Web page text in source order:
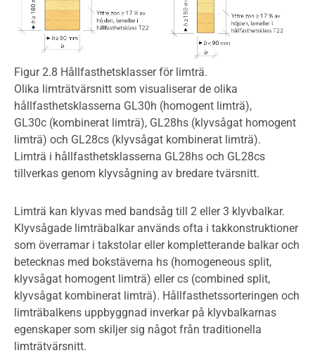
Figur 2.8 Hållfasthetsklasser för limträ.
Olika limträtvärsnitt som visualiserar de olika
hållfasthetsklasserna GL30h (homogent limträ),
GL30c (kombinerat limträ), GL28hs (klyvsågat homogent
limträ) och GL28cs (klyvsågat kombinerat limträ).
Limträ i hållfasthetsklasserna GL28hs och GL28cs
tillverkas genom klyvsågning av bredare tvärsnitt.
Limträ kan klyvas med bandsåg till 2 eller 3 klyvbalkar.
Klyvsågade limträbalkar används ofta i takkonstruktioner
som överramar i takstolar eller kompletterande balkar och
betecknas med bokstäverna hs (homogeneous split,
klyvsågat homogent limträ) eller cs (combined split,
klyvsågat kombinerat limträ). Hållfasthetssorteringen och
limträbalkens uppbyggnad inverkar på klyvbalkarnas
egenskaper som skiljer sig något från traditionella
limträtvärsnitt.